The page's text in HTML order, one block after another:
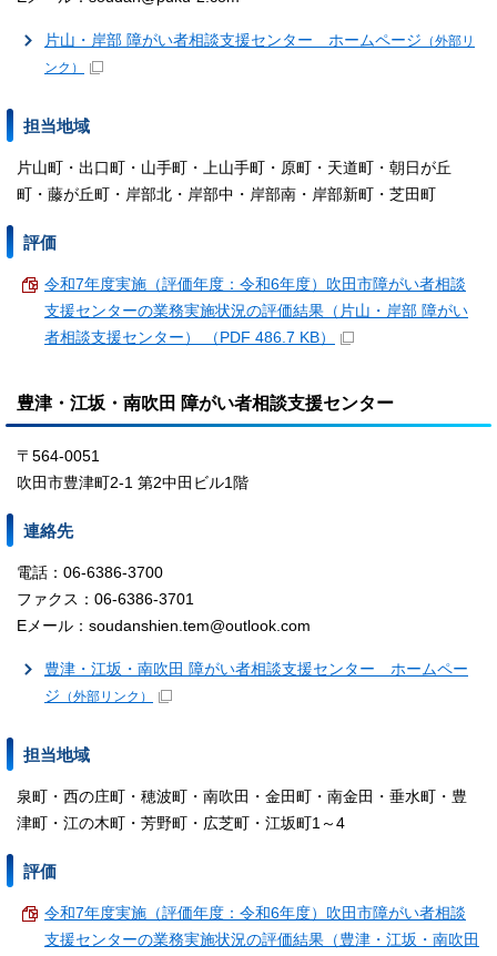
片山・岸部 障がい者相談支援センター ホームページ （外部リ
ンク）
担当地域
片山町・出口町・山手町・上山手町・原町・天道町・朝日が丘
町・藤が丘町・岸部北・岸部中・岸部南・岸部新町・芝田町
評価
令和7年度実施（評価年度：令和6年度）吹田市障がい者相談
支援センターの業務実施状況の評価結果（片山・岸部 障がい
者相談支援センター） （PDF 486.7 KB）
豊津・江坂・南吹田 障がい者相談支援センター
〒564-0051
吹田市豊津町2-1 第2中田ビル1階
連絡先
電話：06-6386-3700
ファクス：06-6386-3701
Eメール：soudanshien.tem@outlook.com
豊津・江坂・南吹田 障がい者相談支援センター ホームペー
ジ （外部リンク）
担当地域
泉町・西の庄町・穂波町・南吹田・金田町・南金田・垂水町・豊
津町・江の木町・芳野町・広芝町・江坂町1～4
評価
令和7年度実施（評価年度：令和6年度）吹田市障がい者相談
支援センターの業務実施状況の評価結果（豊津・江坂・南吹田